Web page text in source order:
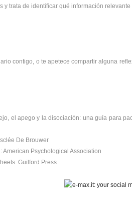
trata de identificar qué información relevante
contigo, o te apetece compartir alguna
el apego y la disociación: una guía para
De Brouwer
American Psychological Association
Guilford Press